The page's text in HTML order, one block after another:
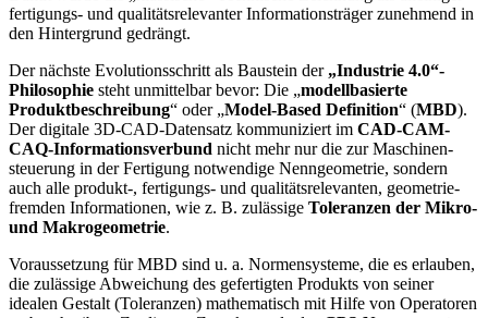
fertigungs- und qualitäts­relevanter Informationsträger zunehmend in
den Hin­tergrund ge­drängt.
Der nächste Evolutionsschritt als Baustein der „Indust­rie 4.0“-
Philosophie steht unmittelbar bevor: Die „mo­dellbasierte
Produktbeschrei­bung“ o­der „Model-Ba­sed Definition“ (MBD).
Der di­gitale 3D-CAD-Datensatz kommuniziert im CAD-CAM-
CAQ-In­formationsver­bund nicht mehr nur die zur Maschinen­
steu­erung in der Fer­tigung notwendige Nenngeometrie, son­dern
auch alle pro­dukt-, fertigungs- und qualitätsrelevanten, geomet­rie­
fremden Informationen, wie z. B. zuläs­sige Tole­ran­zen der Mikro-
und Makro­geomet­rie.
Voraussetzung für MBD sind u. a. Normensysteme, die es erlauben,
die zulässige Abweichung des gefertigten Produkts von seiner
idealen Gestalt (Toleranzen) ma­thematisch mit Hilfe von Operatoren